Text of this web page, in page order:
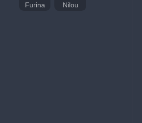
Furina Nilou